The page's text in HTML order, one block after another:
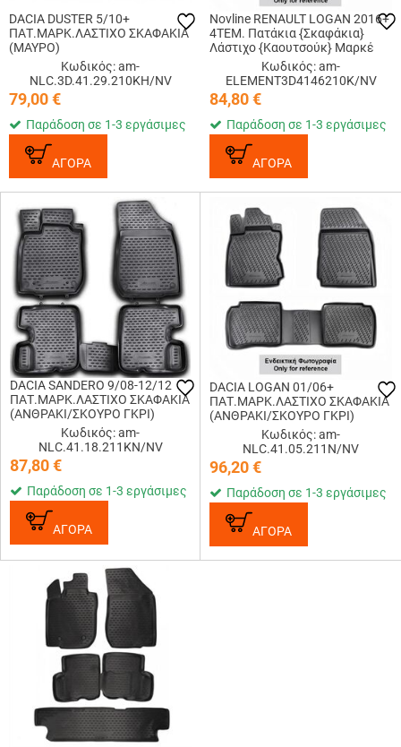
DACIA DUSTER 5/10+
ΠΑΤ.ΜΑΡΚ.ΛΑΣΤΙΧΟ ΣΚΑΦΑΚΙΑ
(ΜΑΥΡΟ)
Κωδικός: am-
NLC.3D.41.29.210KH/NV
79,00€
Παράδοση σε 1-3 εργάσιμες
ΑΓΟΡΑ
Novline RENAULT LOGAN 2016+
4ΤΕΜ. Πατάκια {Σκαφάκια}
Λάστιχο {Καουτσούκ} Μαρκέ
Κωδικός: am-
ELEMENT3D4146210K/NV
84,80€
Παράδοση σε 1-3 εργάσιμες
ΑΓΟΡΑ
DACIA SANDERO 9/08-12/12
ΠΑΤ.ΜΑΡΚ.ΛΑΣΤΙΧΟ ΣΚΑΦΑΚΙΑ
(ΑΝΘΡΑΚΙ/ΣΚΟΥΡΟ ΓΚΡΙ)
Κωδικός: am-
NLC.41.18.211KN/NV
87,80€
Παράδοση σε 1-3 εργάσιμες
ΑΓΟΡΑ
DACIA LOGAN 01/06+
ΠΑΤ.ΜΑΡΚ.ΛΑΣΤΙΧΟ ΣΚΑΦΑΚΙΑ
(ΑΝΘΡΑΚΙ/ΣΚΟΥΡΟ ΓΚΡΙ)
Κωδικός: am-
NLC.41.05.211N/NV
96,20€
Παράδοση σε 1-3 εργάσιμες
ΑΓΟΡΑ